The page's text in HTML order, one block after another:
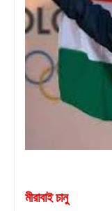
মীরাবাই চানু